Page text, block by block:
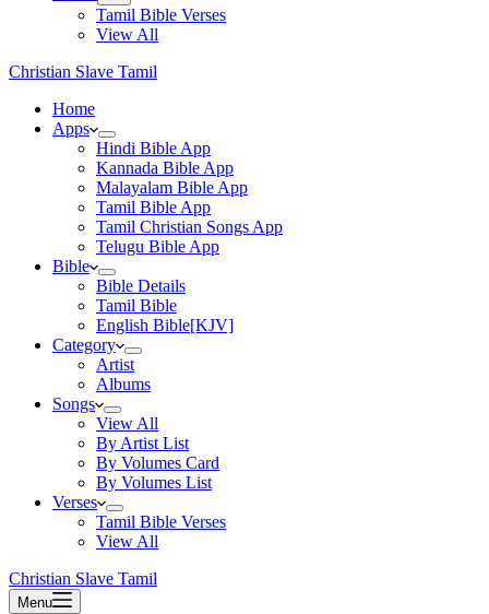
Tamil Bible Verses
View All
Christian Slave Tamil
Home
Apps
Hindi Bible App
Kannada Bible App
Malayalam Bible App
Tamil Bible App
Tamil Christian Songs App
Telugu Bible App
Bible
Bible Details
Tamil Bible
English Bible[KJV]
Category
Artist
Albums
Songs
View All
By Artist List
By Volumes Card
By Volumes List
Verses
Tamil Bible Verses
View All
Christian Slave Tamil
Menu